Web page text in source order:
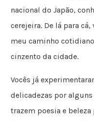
nacional do Japão,
cerejeira. De lá para
meu caminho
cinzento da cidade.
Vocês já
delicadezas por
trazem poesia e